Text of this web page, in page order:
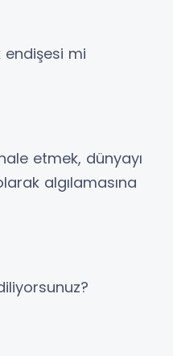
endişesi mi
etmek, dünyayı
algılamasına